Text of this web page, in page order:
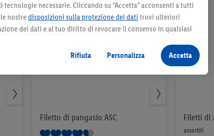
Filetto di pangasio ASC Filetti di
assortiti
necessarie. Cliccando su “Accetta” acconsenti a tutti
nostredisposizioni sulla protezione dei dati trovi ulteriori
dei dati e al tuo diritto di revocare il consenso in qualsiasi
Rifiuta
Personalizza Accetta